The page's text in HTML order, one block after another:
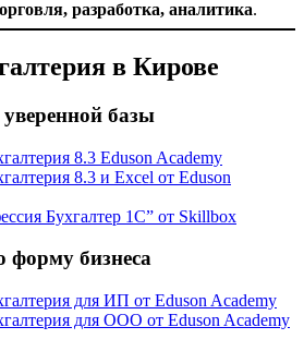
разработка, аналитика.
в Кирове
базы
8.3 Eduson Academy
8.3 и Excel от Eduson
Бухгалтер 1С” от Skillbox
форму бизнеса
для ИП от Eduson Academy
для ООО от Eduson Academy